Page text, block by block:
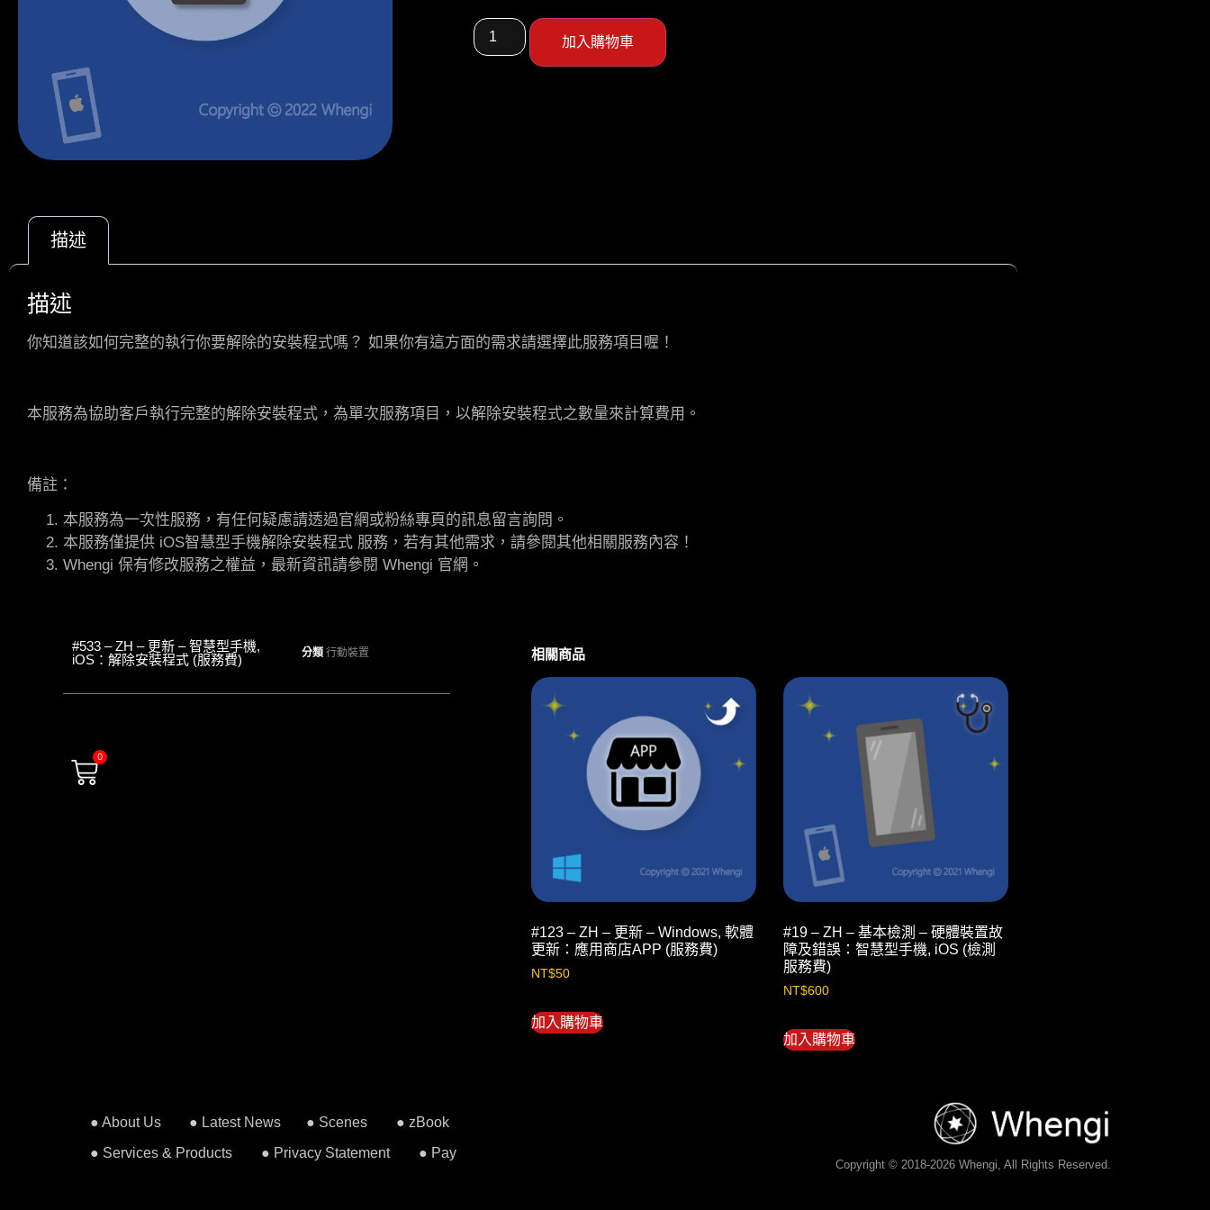
加入購物車
描述
描述
你知道該如何完整的執行你要解除的安裝程式嗎？ 如果你有這方面的需求請選擇此服務項目喔！
本服務為協助客戶執行完整的解除安裝程式，為單次服務項目，以解除安裝程式之數量來計算費用。
備註：
本服務為一次性服務，有任何疑慮請透過官網或粉絲專頁的訊息留言詢問。
本服務僅提供 iOS智慧型手機解除安裝程式 服務，若有其他需求，請參閱其他相關服務內容！
Whengi 保有修改服務之權益，最新資訊請參閱 Whengi 官網。
#533 – ZH – 更新 – 智慧型手機,
iOS：解除安裝程式 (服務費)
分類 行動裝置
0
相關商品
#123 – ZH – 更新 – Windows, 軟體
更新：應用商店APP (服務費)
NT$50
加入購物車
#19 – ZH – 基本檢測 – 硬體裝置故
障及錯誤：智慧型手機, iOS (檢測
服務費)
NT$600
加入購物車
● About Us ● Latest News ● Scenes
● zBook
● Services & Products
● Privacy Statement ● Pay
Copyright © 2018-2026 Whengi, All Rights Reserved.